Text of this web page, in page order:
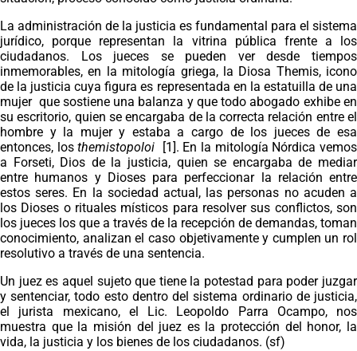
La administración de la justicia es fundamental para el sistema
jurídico, porque representan la vitrina pública frente a los
ciudadanos. Los jueces se pueden ver desde tiempos
inmemorables, en la mitología griega, la Diosa Themis, icono
de la justicia cuya figura es representada en la estatuilla de una
mujer que sostiene una balanza y que todo abogado exhibe en
su escritorio, quien se encargaba de la correcta relación entre el
hombre y la mujer y estaba a cargo de los jueces de esa
entonces, losthemistopoloi [1]. En la mitología Nórdica vemos
a Forseti, Dios de la justicia, quien se encargaba de mediar
entre humanos y Dioses para perfeccionar la relación entre
estos seres. En la sociedad actual, las personas no acuden a
los Dioses o rituales místicos para resolver sus conflictos, son
los jueces los que a través de la recepción de demandas, toman
conocimiento, analizan el caso objetivamente y cumplen un rol
resolutivo a través de una sentencia.
Un juez es aquel sujeto que tiene la potestad para poder juzgar
y sentenciar, todo esto dentro del sistema ordinario de justicia,
el jurista mexicano, el Lic. Leopoldo Parra Ocampo, nos
muestra que la misión del juez es la protección del honor, la
vida, la justicia y los bienes de los ciudadanos. (sf)